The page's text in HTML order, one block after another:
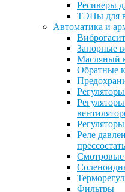
Ресиверы
ТЭНы для
Автоматика и
Запорные
Масляный
Обратные
Реле
Смотровые
Фильтры